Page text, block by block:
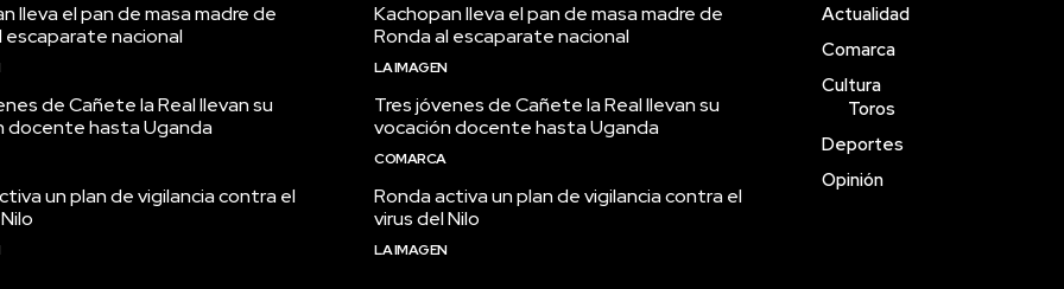
lleva el pan de masa madre de
escaparate nacional
de Cañete la Real llevan su
docente hasta Uganda
un plan de vigilancia contra el
Kachopan lleva el pan de masa madre de
Ronda al escaparate nacional
LA IMAGEN
Tres jóvenes de Cañete la Real llevan su
vocación docente hasta Uganda
COMARCA
Ronda activa un plan de vigilancia contra el
virus del Nilo
LA IMAGEN
Actualidad
Comarca
Cultura
Toros
Deportes
Opinión